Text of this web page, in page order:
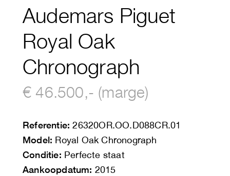
Audemars Piguet
Royal Oak
Chronograph
€ 46.500,- (marge)
Referentie: 26320OR.OO.D088CR.01
Model: Royal Oak Chronograph
Conditie: Perfecte staat
Aankoopdatum: 2015